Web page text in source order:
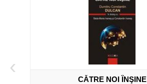
‹
CĂTRE NOI ÎNŞINE